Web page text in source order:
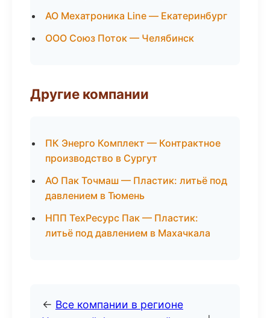
АО Мехатроника Line — Екатеринбург
ООО Союз Поток — Челябинск
Другие компании
ПК Энерго Комплект — Контрактное
производство в Сургут
АО Пак Точмаш — Пластик: литьё под
давлением в Тюмень
НПП ТехРесурс Пак — Пластик:
литьё под давлением в Махачкала
← Все компании в регионе